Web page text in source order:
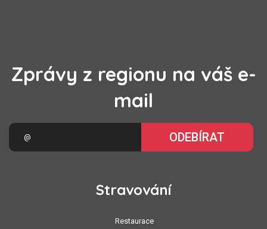
Zprávy z regionu na váš e-
mail
ODEBÍRAT
Stravování
Restaurace